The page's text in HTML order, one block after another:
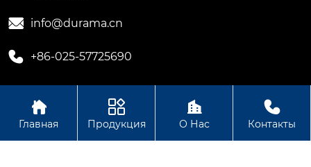
 info@durama.cn
 +86-025-57725690
Авторское право©ООО компания Нанкин Дулама
машинное оборудование

Главная

Продукция

О Нас

Контакты